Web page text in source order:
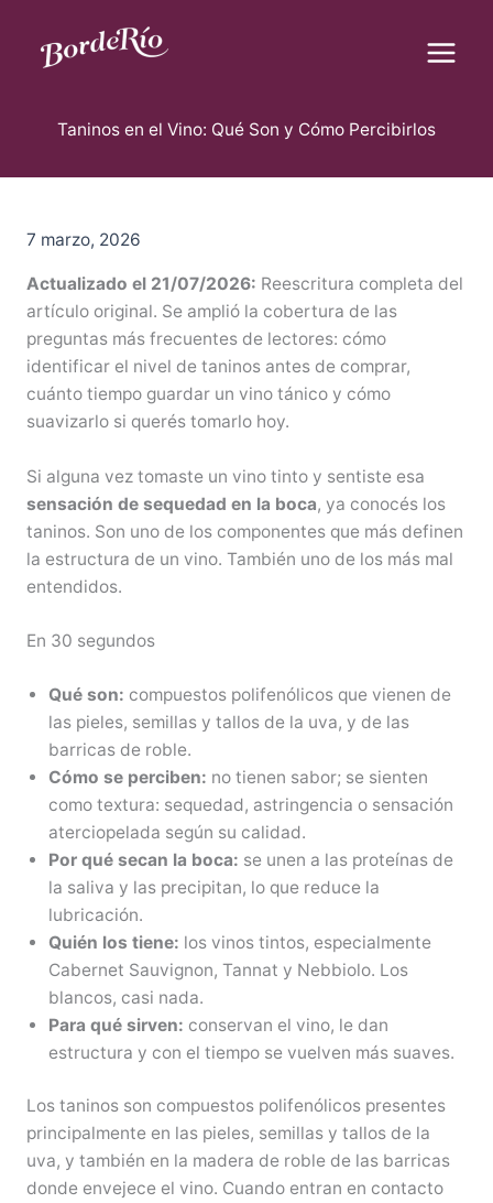
contenido
Taninos en el Vino: Qué Son y Cómo Percibirlos
7 marzo, 2026
Actualizado el 21/07/2026: Reescritura completa del
artículo original. Se amplió la cobertura de las
preguntas más frecuentes de lectores: cómo
identificar el nivel de taninos antes de comprar,
cuánto tiempo guardar un vino tánico y cómo
suavizarlo si querés tomarlo hoy.
Si alguna vez tomaste un vino tinto y sentiste esa
sensación de sequedad en la boca, ya conocés los
taninos. Son uno de los componentes que más definen
la estructura de un vino. También uno de los más mal
entendidos.
En 30 segundos
Qué son: compuestos polifenólicos que vienen de
las pieles, semillas y tallos de la uva, y de las
barricas de roble.
Cómo se perciben: no tienen sabor; se sienten
como textura: sequedad, astringencia o sensación
aterciopelada según su calidad.
Por qué secan la boca: se unen a las proteínas de
la saliva y las precipitan, lo que reduce la
lubricación.
Quién los tiene: los vinos tintos, especialmente
Cabernet Sauvignon, Tannat y Nebbiolo. Los
blancos, casi nada.
Para qué sirven: conservan el vino, le dan
estructura y con el tiempo se vuelven más suaves.
Los taninos son compuestos polifenólicos presentes
principalmente en las pieles, semillas y tallos de la
uva, y también en la madera de roble de las barricas
donde envejece el vino. Cuando entran en contacto